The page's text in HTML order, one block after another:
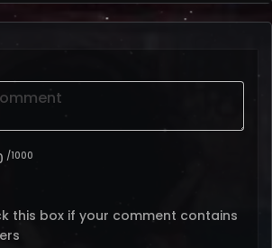
/1000
this box if your comment contains